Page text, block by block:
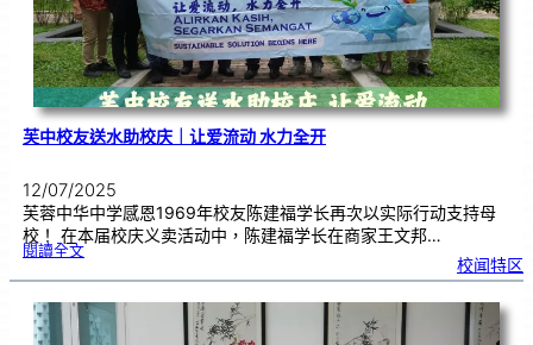
芙中校友送水助校庆｜让爱流动 水力全开
12/07/2025
芙蓉中华中学感恩1969年校友陈建福学长再次以实际行动支持母
校！ 在本届校庆义卖活动中，陈建福学长在商家王文邦…
閱讀全文:芙
友
水
助
校
庆
｜
让
校闻特区